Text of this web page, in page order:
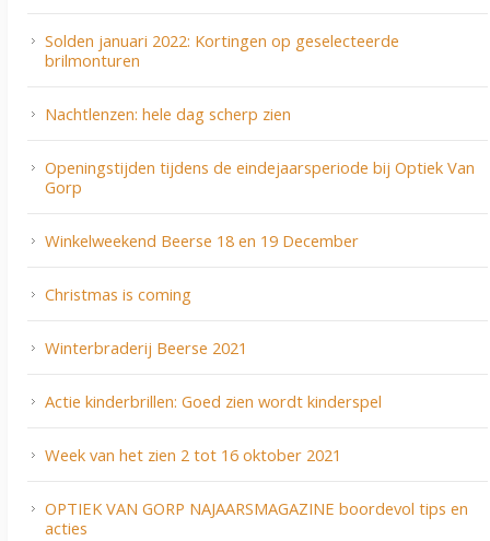
Solden januari 2022: Kortingen op geselecteerde
brilmonturen
Nachtlenzen: hele dag scherp zien
Openingstijden tijdens de eindejaarsperiode bij Optiek Van
Gorp
Winkelweekend Beerse 18 en 19 December
Christmas is coming
Winterbraderij Beerse 2021
Actie kinderbrillen: Goed zien wordt kinderspel
Week van het zien 2 tot 16 oktober 2021
OPTIEK VAN GORP NAJAARSMAGAZINE boordevol tips en
acties